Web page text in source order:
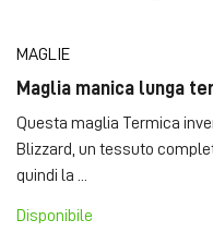
MAGLIE
Maglia manica lunga
Questa maglia Termica
Blizzard, un tessuto
quindi la ...
Disponibile